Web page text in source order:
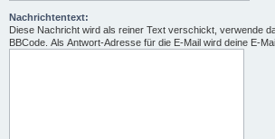
Nachrichtentext:
Diese Nachricht wird als reiner Text verschickt, verwende
BBCode. Als Antwort-Adresse für die E-Mail wird deine E-